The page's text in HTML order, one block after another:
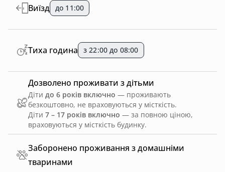
Заборонено проживання з домашніми
тваринами
Виїзд до 11:00
Дозволено проживати з дітьми
Діти до 6 років включно — проживають
безкоштовно, не враховуються у місткість.
Діти 7 – 17 років включно — за повною ціною,
враховуються у місткість будинку.
Тиха година з 22:00 до 08:00